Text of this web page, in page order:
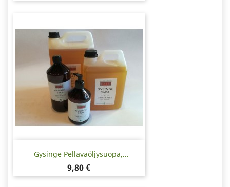
Gysinge Pellavaöljysuopa,...
Hinta
9,80 €